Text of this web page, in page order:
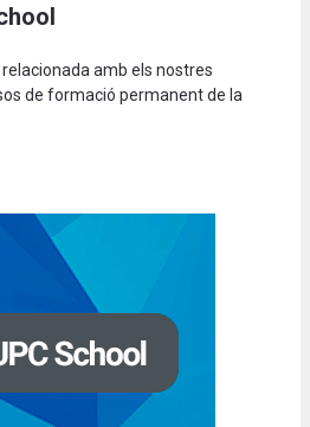
amb els nostres
de formació permanent de la